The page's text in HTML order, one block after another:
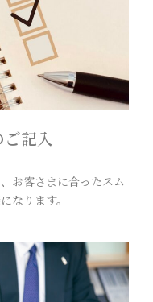
記入
お客さまに合ったスム
なります。